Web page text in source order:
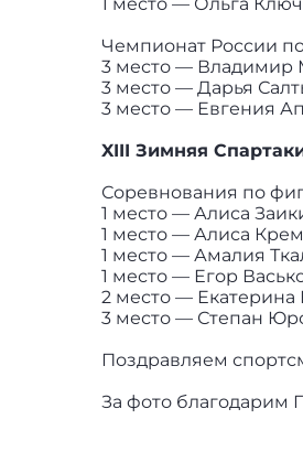
Чемпионат России
3 место — Владимир
3 место — Дарья
3 место — Евгения
XIII Зимняя
Соревнования по
1 место — Алиса
1 место — Алиса
1 место — Амалия
1 место — Егор
2 место — Екатерина
3 место — Степан
Поздравляем
За фото благодарим